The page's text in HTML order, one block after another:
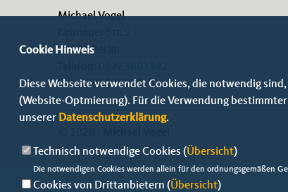
Michael Vogel
12524 Berlin
Fax: 0306729299
Cookie Hinweis
Diese Webseite verwendet Cookies, die notwendig
(Website-Optmierung). Für die Verwendung
unserer Datenschutzerklärung.
Technisch notwendige Cookies (Übersicht)
Die notwendigen Cookies werden allein für den ordnungsgemäßen
Cookies von Drittanbietern (Übersicht)